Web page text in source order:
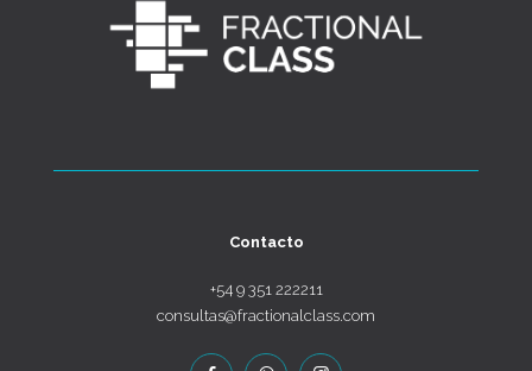
Contacto
+54 9 351 222211
consultas@fractionalclass.com